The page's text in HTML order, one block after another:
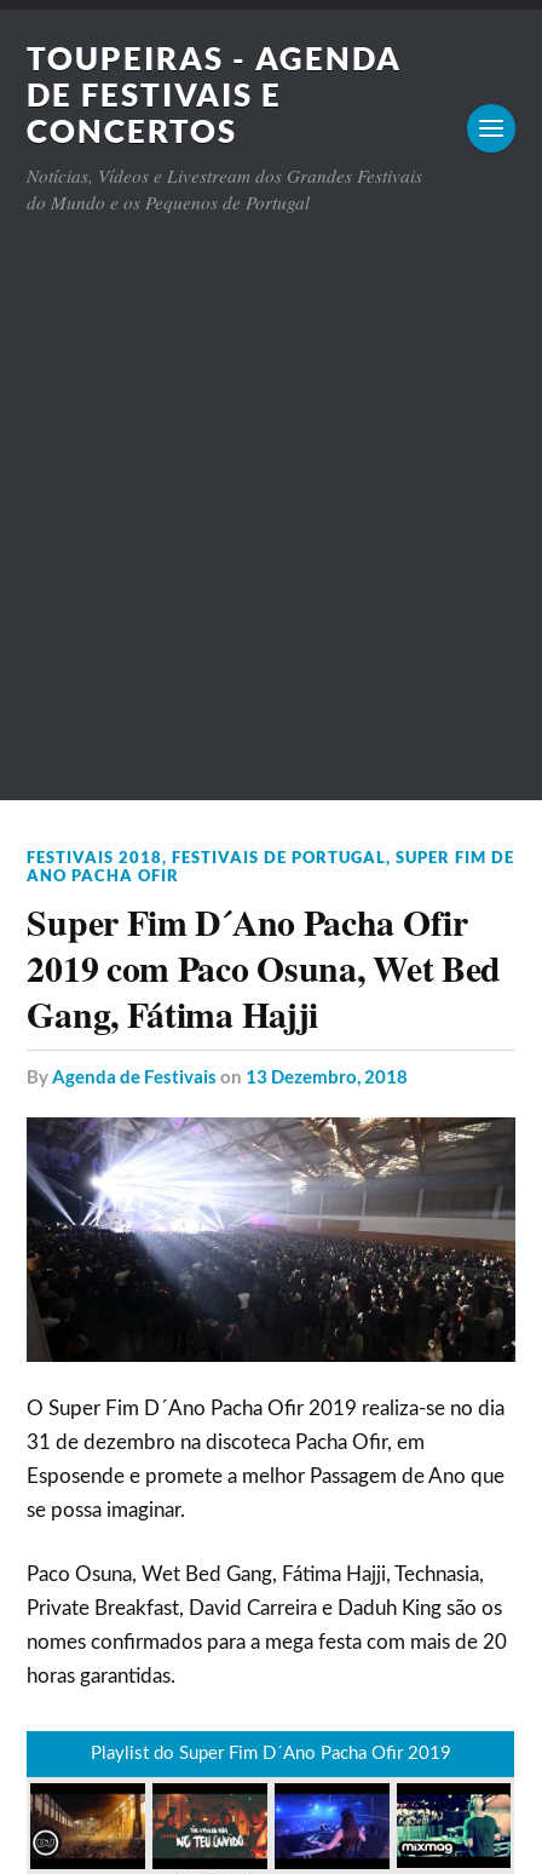
TOUPEIRAS - AGENDA
DE FESTIVAIS E
CONCERTOS
Notícias, Vídeos e Livestream dos Grandes Festivais
do Mundo e os Pequenos de Portugal
FESTIVAIS 2018,FESTIVAIS DE PORTUGAL,SUPER FIM DE
ANO PACHA OFIR
Super Fim D´Ano Pacha Ofir
2019 com Paco Osuna, Wet Bed
Gang, Fátima Hajji
byAgenda de Festivais on 13 Dezembro, 2018
O Super Fim D´Ano Pacha Ofir 2019 realiza-se no dia
31 de dezembro na discoteca Pacha Ofir, em
Esposende e promete a melhor Passagem de Ano que
se possa imaginar.
Paco Osuna, Wet Bed Gang, Fátima Hajji, Technasia,
Private Breakfast, David Carreira e Daduh King são os
nomes confirmados para a mega festa com mais de 20
horas garantidas.
Playlist do Super Fim D´Ano Pacha Ofir 2019